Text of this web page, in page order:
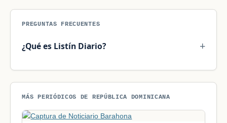
PREGUNTAS FRECUENTES
¿Qué es Listín Diario?
MÁS PERIÓDICOS DE REPÚBLICA DOMINICANA